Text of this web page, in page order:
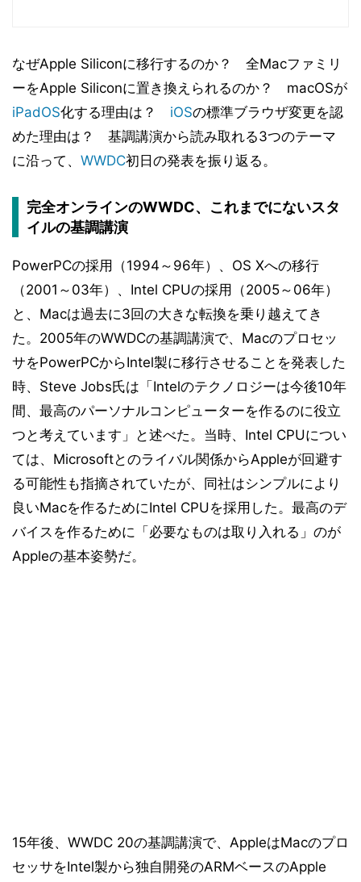
なぜApple Siliconに移行するのか？ 全Macファミリ
ーをApple Siliconに置き換えられるのか？ macOSが
iPadOS化する理由は？ iOSの標準ブラウザ変更を認
めた理由は？ 基調講演から読み取れる3つのテーマ
に沿って、 WWDC初日の発表を振り返る。
完全オンラインのWWDC、これまでにないスタ
イルの基調講演
PowerPCの採用（1994～96年）、OS Xへの移行
（2001～03年）、Intel CPUの採用（2005～06年）
と、Macは過去に3回の大きな転換を乗り越えてき
た。2005年のWWDCの基調講演で、Macのプロセッ
サをPowerPCからIntel製に移行させることを発表した
時、Steve Jobs氏は「Intelのテクノロジーは今後10年
間、最高のパーソナルコンピューターを作るのに役立
つと考えています」と述べた。当時、Intel CPUについ
ては、Microsoftとのライバル関係からAppleが回避す
る可能性も指摘されていたが、同社はシンプルにより
良いMacを作るためにIntel CPUを採用した。最高のデ
バイスを作るために「必要なものは取り入れる」のが
Appleの基本姿勢だ。
15年後、WWDC 20の基調講演で、AppleはMacのプロ
セッサをIntel製から独自開発のARMベースのApple